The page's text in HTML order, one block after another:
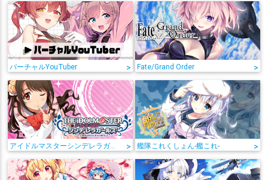
バーチャルYouTuber > Fate/Grand Order >
アイドルマスターシンデレラガールズ > 艦隊これくしょん-艦これ- >